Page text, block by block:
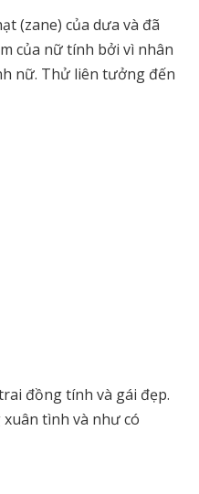
(zane) của dưa và đã
của nữ tính bởi vì nhân
nữ. Thử liên tưởng đến
đồng tính và gái đẹp.
tình và như có